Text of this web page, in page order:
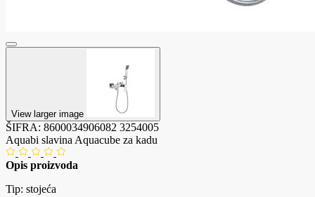
View larger image
ŠIFRA: 8600034906082 3254005
Aquabi slavina Aquacube za kadu
Opis proizvoda
Tip: stojeća